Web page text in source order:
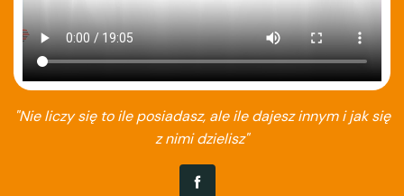
"Nie liczy się to ile posiadasz, ale ile dajesz innym i jak się
z nimi dzielisz"